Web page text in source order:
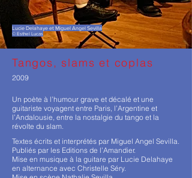
Lucie Delahaye et Miguel Angel Sevilla
© Esthel Lucas
Tangos, slams et coplas
2009
Un poète à l’humour grave et décalé et une
guitariste voyagent entre Paris, l’Argentine et
l’Andalousie, entre la nostalgie du tango et la
révolte du slam.
Textes écrits et interprétés par Miguel Angel Sevilla.
Publiés par les Editions de l’Amandier.
Mise en musique à la guitare par Lucie Delahaye
en alternance avec Christelle Séry.